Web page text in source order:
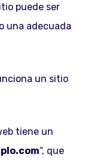
puede ser
una adecuada
un sitio
tiene un
“, que